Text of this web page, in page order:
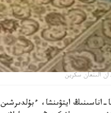
الىنعان سكرين
اناسىنىڭ ايتۋىنشا،